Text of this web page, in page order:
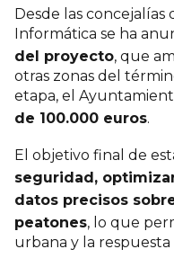
Desde las concejalías
Informática se ha
del proyecto, que
otras zonas del
etapa, el
de 100.000 euros.
El objetivo final de
seguridad,
datos precisos
peatones, lo que
urbana y la respuesta